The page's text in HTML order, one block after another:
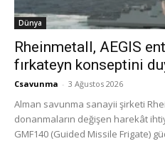
Dünya
Rheinmetall, AEGIS
fırkateyn konseptini
Csavunma - 3 Ağustos 2026
Alman savunma sanayii şirketi
donanmaların değişen harekât
GMF140 (Guided Missile Frigate)